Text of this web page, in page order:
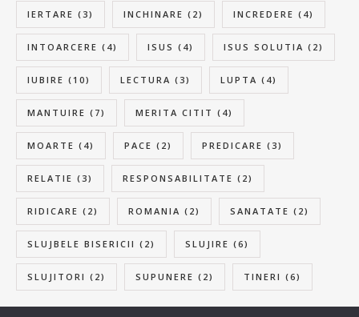
IERTARE (3) INCHINARE (2) INCREDERE (4)
INTOARCERE (4) ISUS (4) ISUS SOLUTIA (2)
IUBIRE (10) LECTURA (3) LUPTA (4)
MANTUIRE (7) MERITA CITIT (4)
MOARTE (4) PACE (2) PREDICARE (3)
RELATIE (3) RESPONSABILITATE (2)
RIDICARE (2) ROMANIA (2) SANATATE (2)
SLUJBELE BISERICII (2) SLUJIRE (6)
SLUJITORI (2) SUPUNERE (2) TINERI (6)